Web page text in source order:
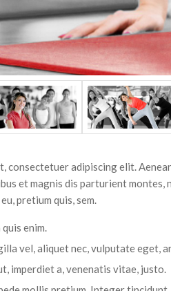
consectetuer adipiscing elit.
et magnis dis parturient montes,
pretium quis, sem.
enim.
vel, aliquet nec, vulputate eget,
imperdiet a, venenatis vitae, justo.